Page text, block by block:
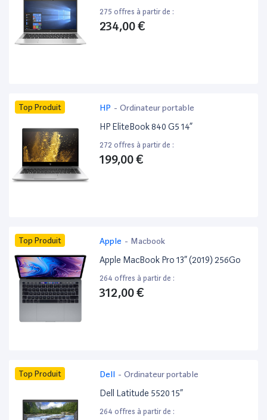
275 offres à partir de :
234,00 €
Top Produit HP - Ordinateur portable
HP EliteBook 840 G5 14”
272 offres à partir de :
199,00 €
Top Produit Apple - Macbook
Apple MacBook Pro 13” (2019) 256Go
264 offres à partir de :
312,00 €
Top Produit Dell - Ordinateur portable
Dell Latitude 5520 15”
264 offres à partir de :